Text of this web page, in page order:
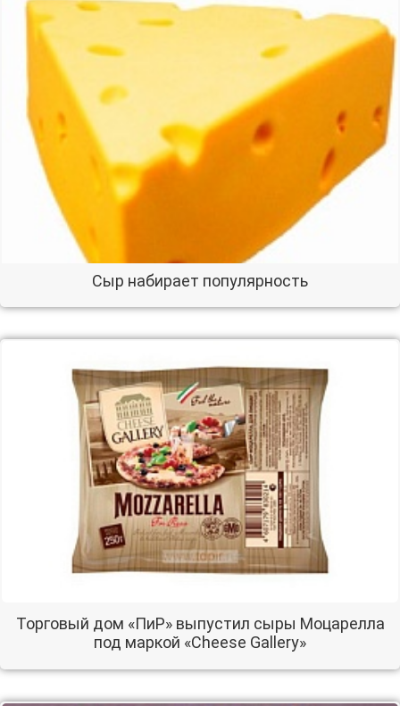
Сыр набирает популярность
Торговый дом «ПиР» выпустил сыры Моцарелла
под маркой «Cheese Gallery»